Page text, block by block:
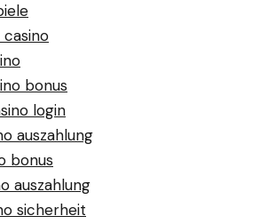
bonus
login
auszahlung
bonus
auszahlung
sicherheit